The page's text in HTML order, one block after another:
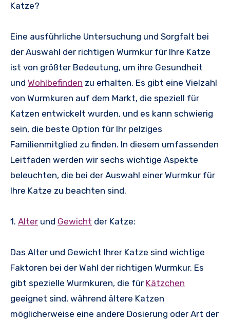
Katze?
Eine ausführliche Untersuchung und Sorgfalt bei
der Auswahl der richtigen Wurmkur für Ihre Katze
ist von größter Bedeutung, um ihre Gesundheit
und Wohlbefinden zu erhalten. Es gibt eine Vielzahl
von Wurmkuren auf dem Markt, die speziell für
Katzen entwickelt wurden, und es kann schwierig
sein, die beste Option für Ihr pelziges
Familienmitglied zu finden. In diesem umfassenden
Leitfaden werden wir sechs wichtige Aspekte
beleuchten, die bei der Auswahl einer Wurmkur für
Ihre Katze zu beachten sind.
1. Alter und Gewicht der Katze:
Das Alter und Gewicht Ihrer Katze sind wichtige
Faktoren bei der Wahl der richtigen Wurmkur. Es
gibt spezielle Wurmkuren, die für Kätzchen
geeignet sind, während ältere Katzen
möglicherweise eine andere Dosierung oder Art der